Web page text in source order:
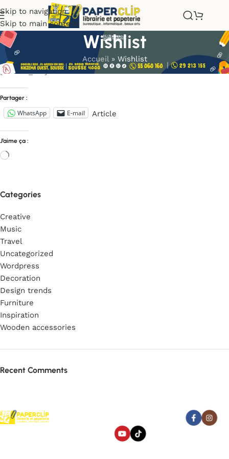
Skip to navigation
Skip to main content
Wishlist
Accueil» Wishlist
[woosw_list]
Partager :
WhatsApp E-mail Article
J’aime ça :
Categories
Creative
Music
Travel
Uncategorized
Wordpress
Decoration
Design trends
Furniture
Inspiration
Wooden accessories
Recent Comments
Abonnez-vous :